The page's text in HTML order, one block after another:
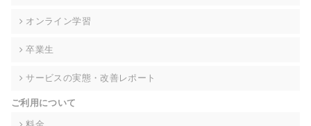
個人情報の開示等(利用目的の通知、開示、内容の訂正・追加・
て、下記の当社問合わせ窓口に申し出ることができます。その
的な期間内に対応いたします。ただし、申請が本人確認が不可
により、ご希望に添えない場合があります。 なお、アクセスロ
グなどの個人情報以外の情報については、原則として開示等は
オンライン学習
卒業生
サービスの実態・改善レポート
ご利用について